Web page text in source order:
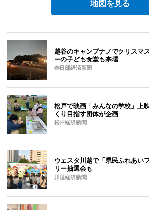
地図を見る
越谷のキャンプナノでクリスマ
ーの子ども食堂も来場
春日部経済新聞
松戸で映画「みんなの学校」上
くり目指す団体が企画
松戸経済新聞
ウェスタ川越で「県民ふれあい
リー抽選会も
川越経済新聞